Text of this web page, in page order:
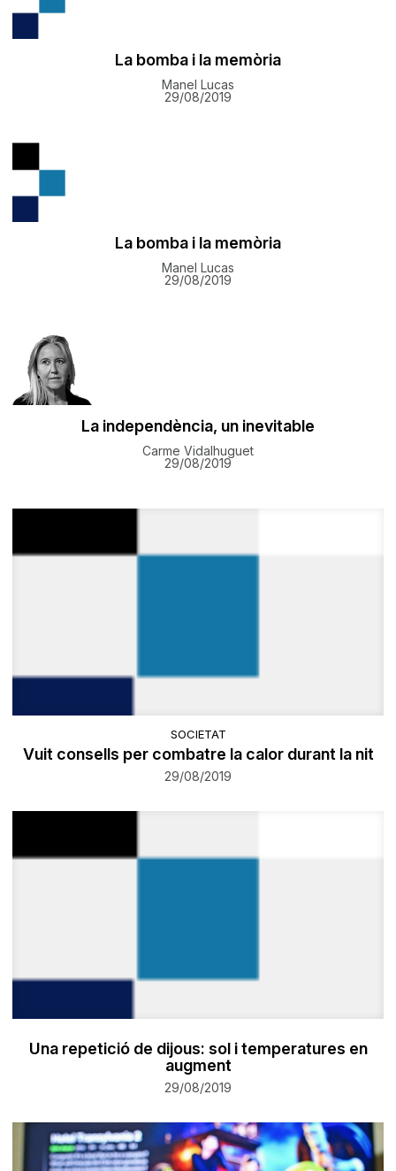
La bomba i la memòria
Manel Lucas
29/08/2019
La bomba i la memòria
Manel Lucas
29/08/2019
La independència, un inevitable
Carme Vidalhuguet
29/08/2019
SOCIETAT
Vuit consells per combatre la calor durant la nit
29/08/2019
Una repetició de dijous: sol i temperatures en
augment
29/08/2019